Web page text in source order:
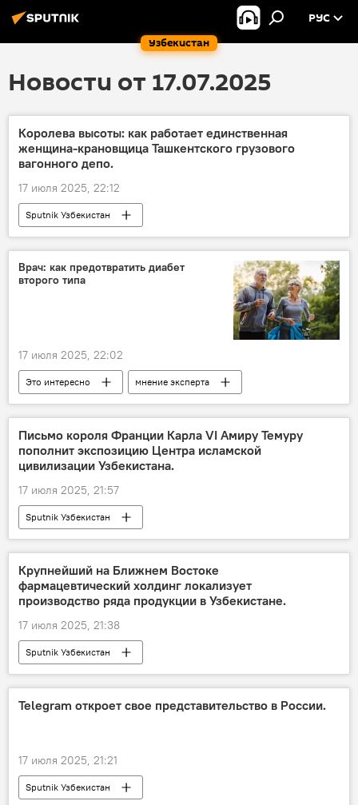
Узбекистан
РУС
Новости от 17.07.2025
Королева высоты: как работает единственная
женщина-крановщица Ташкентского грузового
вагонного депо.
17 июля 2025, 22:12
Sputnik Узбекистан
Врач: как предотвратить диабет
второго типа
17 июля 2025, 22:02
Это интересно
мнение эксперта
здоровье
диабет Профилактика
Письмо короля Франции Карла VI Амиру Темуру
пополнит экспозицию Центра исламской
цивилизации Узбекистана.
17 июля 2025, 21:57
Sputnik Узбекистан
Крупнейший на Ближнем Востоке
фармацевтический холдинг локализует
производство ряда продукции в Узбекистане.
17 июля 2025, 21:38
Sputnik Узбекистан
Telegram откроет свое представительство в России.
17 июля 2025, 21:21
Sputnik Узбекистан